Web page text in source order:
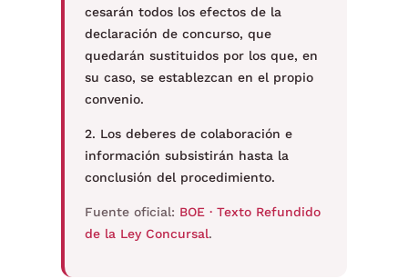
cesarán todos los efectos de la
declaración de concurso, que
quedarán sustituidos por los que, en
su caso, se establezcan en el propio
convenio.
2. Los deberes de colaboración e
información subsistirán hasta la
conclusión del procedimiento.
Fuente oficial: BOE · Texto Refundido
de la Ley Concursal.